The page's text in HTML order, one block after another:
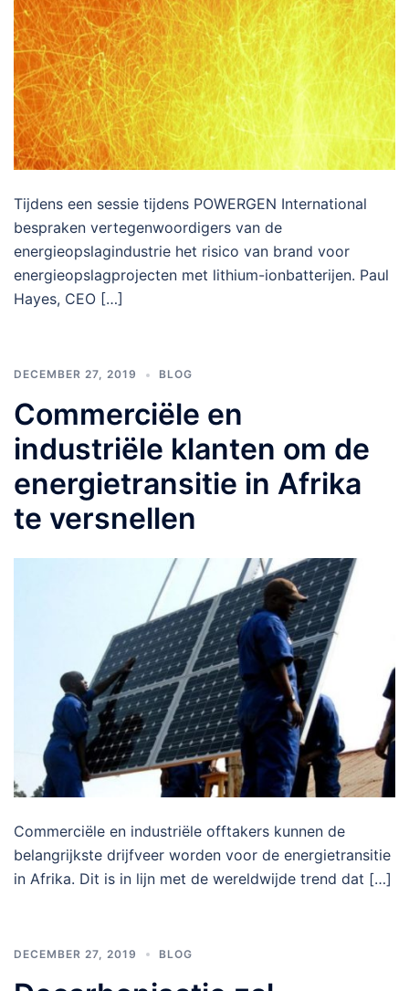
Tijdens een sessie tijdens POWERGEN International
bespraken vertegenwoordigers van de
energieopslagindustrie het risico van brand voor
energieopslagprojecten met lithium-ionbatterijen. Paul
Hayes, CEO […]
DECEMBER 27, 2019 BLOG
Commerciële en
industriële klanten om de
energietransitie in Afrika
te versnellen
Commerciële en industriële offtakers kunnen de
belangrijkste drijfveer worden voor de energietransitie
in Afrika. Dit is in lijn met de wereldwijde trend dat […]
DECEMBER 27, 2019 BLOG